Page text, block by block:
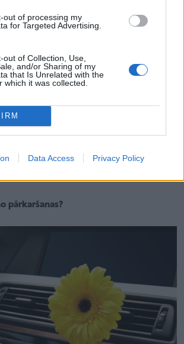
out of processing my
for Targeted Advertising.
out of Collection, Use,
and/or Sharing of my
that Is Unrelated with the
which it was collected.
Data Access Privacy Policy
pārkaršanas?